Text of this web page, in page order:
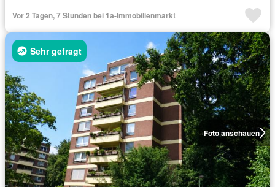
Vor 2 Tagen, 7 Stunden bei 1a-Immobilienmarkt
Foto anschauen
Sehr gefragt